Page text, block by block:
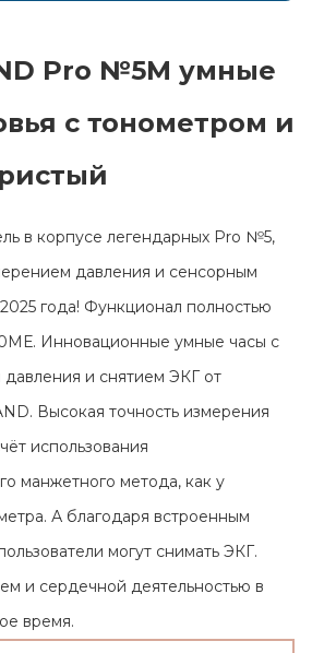
Pro №5M умные
c тонометром и
в корпусе легендарных Pro №5,
давления и сенсорным
года! Функционал полностью
Инновационные умные часы с
и снятием ЭКГ от
Высокая точность измерения
использования
манжетного метода, как у
А благодаря встроенным
могут снимать ЭКГ.
и сердечной деятельностью в
время.